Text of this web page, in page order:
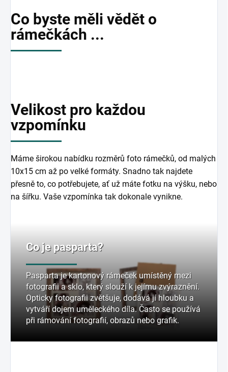
Co byste měli vědět o
rámečkách ...
Velikost pro každou
vzpomínku
Máme širokou nabídku rozměrů foto rámečků, od malých
10x15 cm až po velké formáty. Snadno tak najdete
přesně to, co potřebujete, ať už máte fotku na výšku, nebo
na šířku. Vaše vzpomínka tak dokonale vynikne.
Co je pasparta?
Pasparta je kartonový rámeček umístěný mezi
fotografii a sklo, který slouží k jejímu zvýraznění.
Opticky fotografii zvětšuje, dodává jí hloubku a
vytváří dojem uměleckého díla. Často se používá
při rámování fotografií, obrazů nebo grafik.